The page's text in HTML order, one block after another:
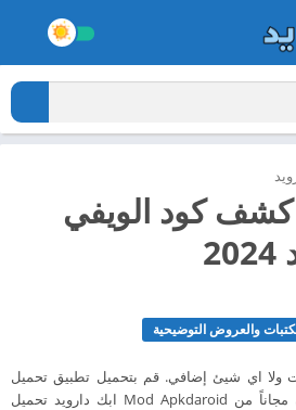
والعروض التوضيحية
ولا اي شيئ إضافي. قم بتحميل تطبيق تحميل
تطبيق كشف كود الويفي‎ الآن مجاناً من Mod Apkdaroid ابك دارويد تحميل